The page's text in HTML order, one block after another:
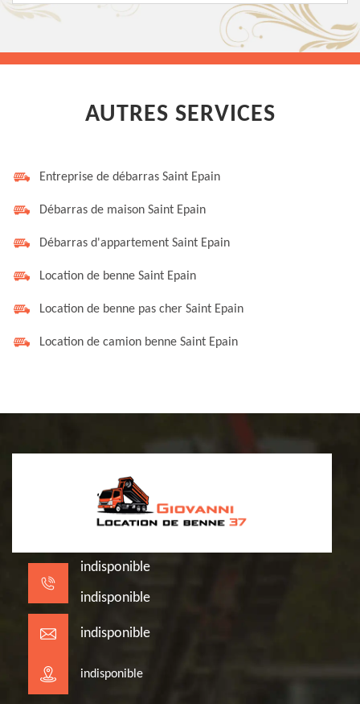
AUTRES SERVICES
Entreprise de débarras Saint Epain
Débarras de maison Saint Epain
Débarras d'appartement Saint Epain
Location de benne Saint Epain
Location de benne pas cher Saint Epain
Location de camion benne Saint Epain
indisponible
indisponible
indisponible
indisponible